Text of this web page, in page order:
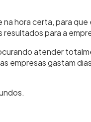
hora certa, para que
para a
atender
empresas gastam